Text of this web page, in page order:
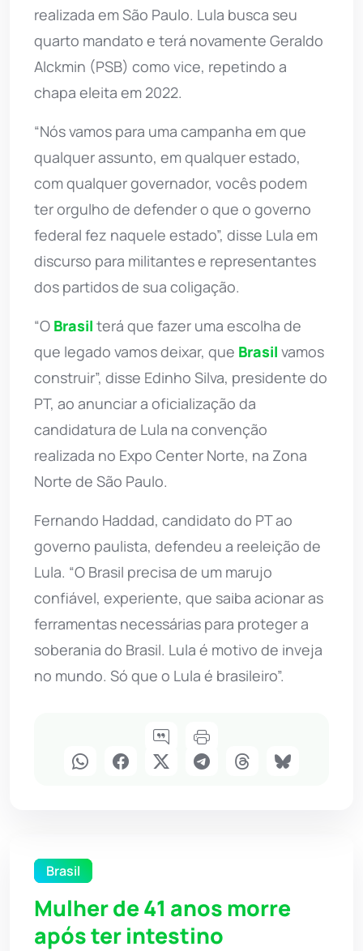
realizada em São Paulo. Lula busca seu
quarto mandato e terá novamente Geraldo
Alckmin (PSB) como vice, repetindo a
chapa eleita em 2022.
“Nós vamos para uma campanha em que
qualquer assunto, em qualquer estado,
com qualquer governador, vocês podem
ter orgulho de defender o que o governo
federal fez naquele estado”, disse Lula em
discurso para militantes e representantes
dos partidos de sua coligação.
“O Brasil terá que fazer uma escolha de
que legado vamos deixar, que Brasil vamos
construir”, disse Edinho Silva, presidente do
PT, ao anunciar a oficialização da
candidatura de Lula na convenção
realizada no Expo Center Norte, na Zona
Norte de São Paulo.
Fernando Haddad, candidato do PT ao
governo paulista, defendeu a reeleição de
Lula. “O Brasil precisa de um marujo
confiável, experiente, que saiba acionar as
ferramentas necessárias para proteger a
soberania do Brasil. Lula é motivo de inveja
no mundo. Só que o Lula é brasileiro”.
Brasil
Mulher de 41 anos morre
após ter intestino